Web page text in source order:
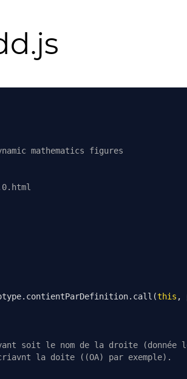
mathematics figures
. contientParDefinition. call (this ,
soit le nom de la droite (donnée
la doite ((OA) par exemple).